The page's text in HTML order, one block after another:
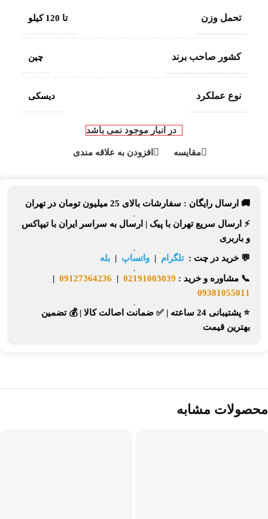
تحمل وزن تا 120 کیلو
کشور صاحب برند چین
نوع عملکرد دیسکی
در انبار موجود نمی باشد
مقایسه افزودن به علاقه مندی
🚚 ارسال رایگان : سفارشات بالای 25 میلیون تومان در تهران
⚡ ارسال سریع تهران با پیک | ارسال به سراسر ایران با تیپاکس
و باربری
💬 خرید در چت :تلگرام | واتساپ | بله
📞 مشاوره و خرید : 02191003039
|
09127364236
|
09381055011
⭐ پشتیبانی 24 ساعته | ✅ ضمانت اصالت کالا |💰 تضمین
بهترین قیمت
محصولات مشابه